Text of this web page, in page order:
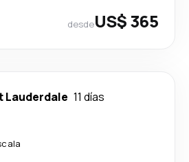
desdeUS$ 365
Lauderdale 11 días